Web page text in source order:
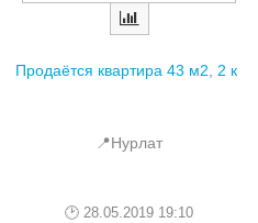
Продаётся квартира 43 м2, 2 к
📍Нурлат
28.05.2019 19:10